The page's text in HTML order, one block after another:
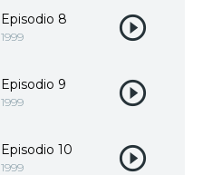
Episodio 8
1999
Episodio 9
1999
Episodio 10
1999